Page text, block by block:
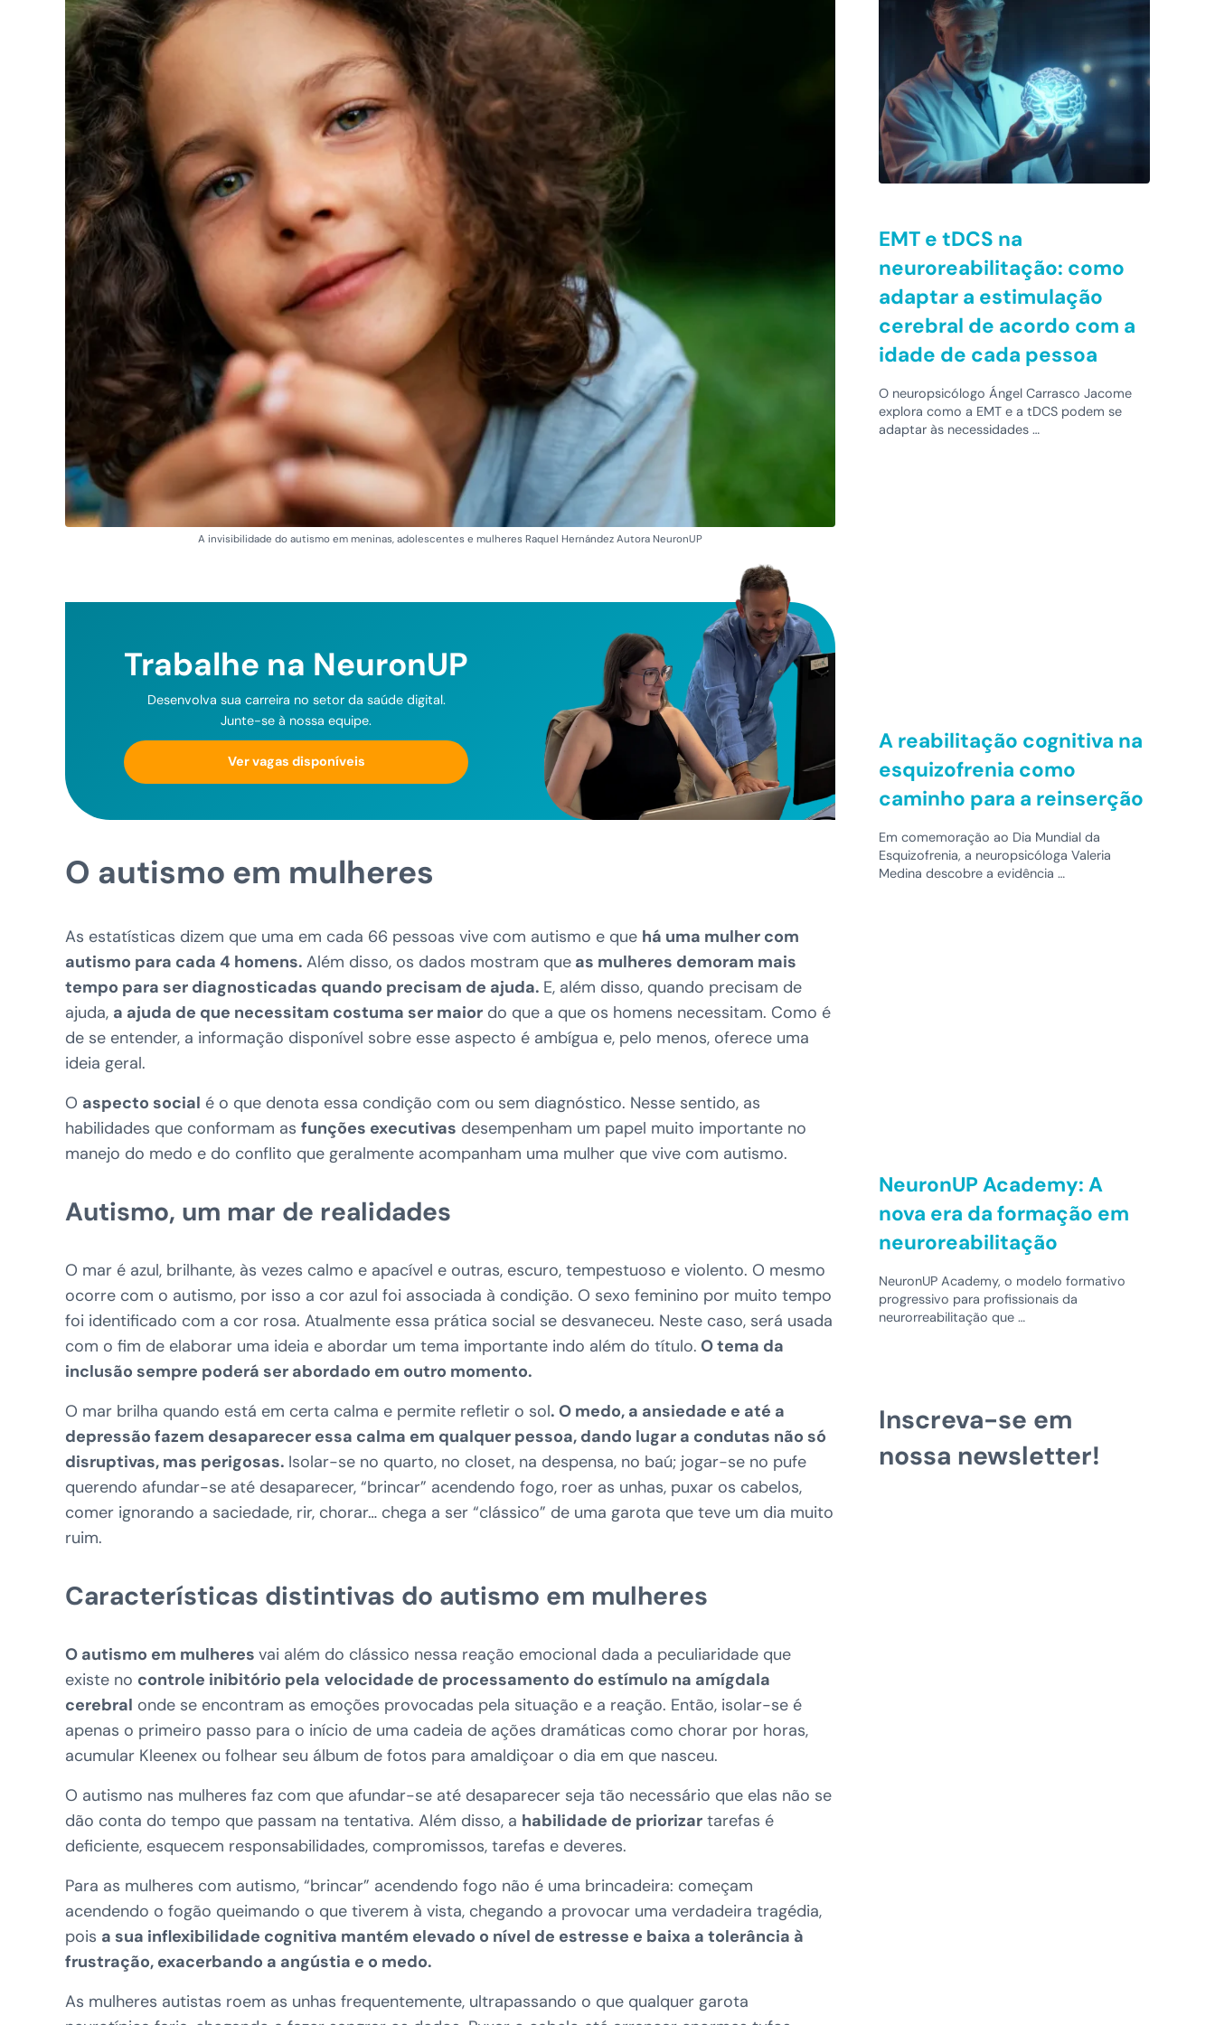
A invisibilidade do autismo em meninas, adolescentes e mulheres Raquel Hernández Autora NeuronUP
Trabalhe na NeuronUP
Desenvolva sua carreira no setor da saúde digital.
Junte-se à nossa equipe.
Ver vagas disponíveis
O autismo em mulheres
As estatísticas dizem que uma em cada 66 pessoas vive com autismo e que há uma mulher com
autismo para cada 4 homens. Além disso, os dados mostram que as mulheres demoram mais
tempo para ser diagnosticadas quando precisam de ajuda. E, além disso, quando precisam de
ajuda, a ajuda de que necessitam costuma ser maior do que a que os homens necessitam. Como é
de se entender, a informação disponível sobre esse aspecto é ambígua e, pelo menos, oferece uma
ideia geral.
O aspecto social é o que denota essa condição com ou sem diagnóstico. Nesse sentido, as
habilidades que conformam as funções executivas desempenham um papel muito importante no
manejo do medo e do conflito que geralmente acompanham uma mulher que vive com autismo.
Autismo, um mar de realidades
O mar é azul, brilhante, às vezes calmo e apacível e outras, escuro, tempestuoso e violento. O mesmo
ocorre com o autismo, por isso a cor azul foi associada à condição. O sexo feminino por muito tempo
foi identificado com a cor rosa. Atualmente essa prática social se desvaneceu. Neste caso, será usada
com o fim de elaborar uma ideia e abordar um tema importante indo além do título. O tema da
inclusão sempre poderá ser abordado em outro momento.
O mar brilha quando está em certa calma e permite refletir o sol. O medo, a ansiedade e até a
depressão fazem desaparecer essa calma em qualquer pessoa, dando lugar a condutas não só
disruptivas, mas perigosas. Isolar-se no quarto, no closet, na despensa, no baú; jogar-se no pufe
querendo afundar-se até desaparecer, “brincar” acendendo fogo, roer as unhas, puxar os cabelos,
comer ignorando a saciedade, rir, chorar… chega a ser “clássico” de uma garota que teve um dia muito
ruim.
Características distintivas do autismo em mulheres
O autismo em mulheres vai além do clássico nessa reação emocional dada a peculiaridade que
existe no controle inibitório pela velocidade de processamento do estímulo na amígdala
cerebral onde se encontram as emoções provocadas pela situação e a reação. Então, isolar-se é
apenas o primeiro passo para o início de uma cadeia de ações dramáticas como chorar por horas,
acumular Kleenex ou folhear seu álbum de fotos para amaldiçoar o dia em que nasceu.
O autismo nas mulheres faz com que afundar-se até desaparecer seja tão necessário que elas não se
dão conta do tempo que passam na tentativa. Além disso, a habilidade de priorizar tarefas é
deficiente, esquecem responsabilidades, compromissos, tarefas e deveres.
Para as mulheres com autismo, “brincar” acendendo fogo não é uma brincadeira: começam
acendendo o fogão queimando o que tiverem à vista, chegando a provocar uma verdadeira tragédia,
pois a sua inflexibilidade cognitiva mantém elevado o nível de estresse e baixa a tolerância à
frustração, exacerbando a angústia e o medo.
As mulheres autistas roem as unhas frequentemente, ultrapassando o que qualquer garota
EMT e tDCS na
neuroreabilitação: como
adaptar a estimulação
cerebral de acordo com a
idade de cada pessoa
O neuropsicólogo Ángel Carrasco Jacome
explora como a EMT e a tDCS podem se
adaptar às necessidades …
A reabilitação cognitiva na
esquizofrenia como
caminho para a reinserção
Em comemoração ao Dia Mundial da
Esquizofrenia, a neuropsicóloga Valeria
Medina descobre a evidência …
NeuronUP Academy: A
nova era da formação em
neuroreabilitação
NeuronUP Academy, o modelo formativo
progressivo para profissionais da
neurorreabilitação que …
Inscreva-se em
nossa newsletter!